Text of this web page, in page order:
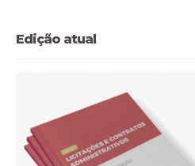
Edição atual